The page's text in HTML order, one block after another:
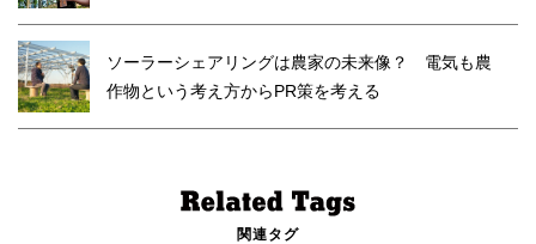
ソーラーシェアリングは農家の未来像？ 電気も農
作物という考え方からPR策を考える
関連タグ